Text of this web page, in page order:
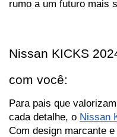
rumo a um futuro mais
Nissan KICKS
com você:
Para pais que
cada detalhe, o Nissan
Com design marcante